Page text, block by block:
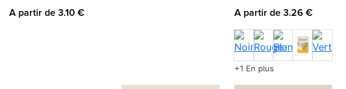
A partir de 3.10 €
A partir de 3.26 €
+1 En plus